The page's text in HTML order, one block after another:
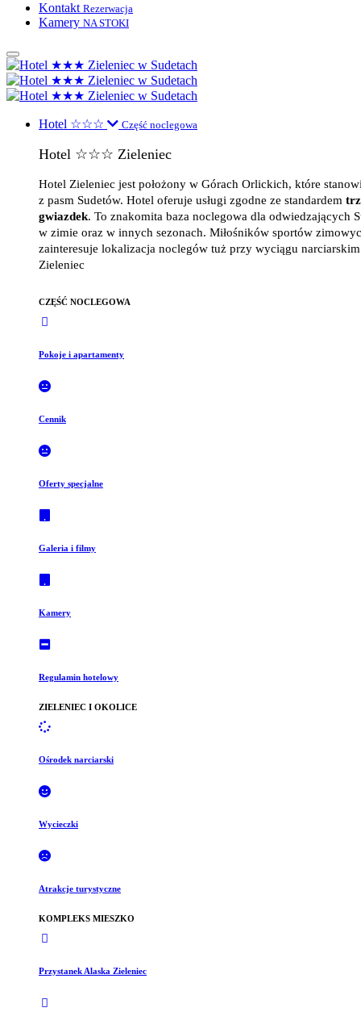
Kontakt Rezerwacja
Kamery NA STOKI
Hotel ☆☆☆ Część noclegowa
Hotel ☆☆☆ Zieleniec
Hotel Zieleniec jest położony w Górach Orlickich, które
z pasm Sudetów. Hotel oferuje usługi zgodne ze standardem
gwiazdek. To znakomita baza noclegowa dla odwiedzających
w zimie oraz w innych sezonach. Miłośników sportów
zainteresuje lokalizacja noclegów tuż przy wyciągu
Zieleniec
CZĘŚĆ NOCLEGOWA
Pokoje i apartamenty
Cennik
Oferty specjalne
Galeria i filmy
Kamery
Regulamin hotelowy
ZIELENIEC I OKOLICE
Ośrodek narciarski
Wycieczki
Atrakcje turystyczne
KOMPLEKS MIESZKO
Przystanek Alaska Zieleniec